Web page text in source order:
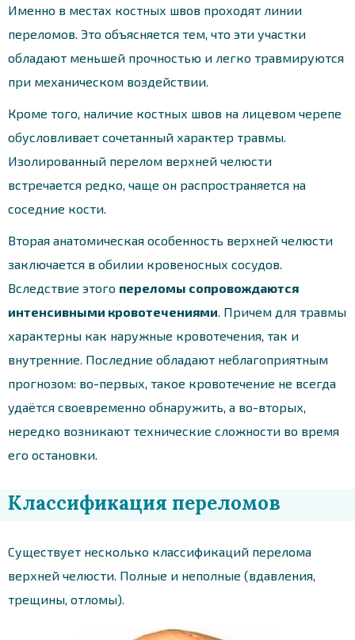
Именно в местах костных швов проходят линии
переломов. Это объясняется тем, что эти участки
обладают меньшей прочностью и легко травмируются
при механическом воздействии.
Кроме того, наличие костных швов на лицевом черепе
обусловливает сочетанный характер травмы.
Изолированный перелом верхней челюсти
встречается редко, чаще он распространяется на
соседние кости.
Вторая анатомическая особенность верхней челюсти
заключается в обилии кровеносных сосудов.
Вследствие этого переломы сопровождаются
интенсивными кровотечениями . Причем для травмы
характерны как наружные кровотечения, так и
внутренние. Последние обладают неблагоприятным
прогнозом: во-первых, такое кровотечение не всегда
удаётся своевременно обнаружить, а во-вторых,
нередко возникают технические сложности во время
его остановки.
Классификация переломов
Существует несколько классификаций перелома
верхней челюсти. Полные и неполные (вдавления,
трещины, отломы).